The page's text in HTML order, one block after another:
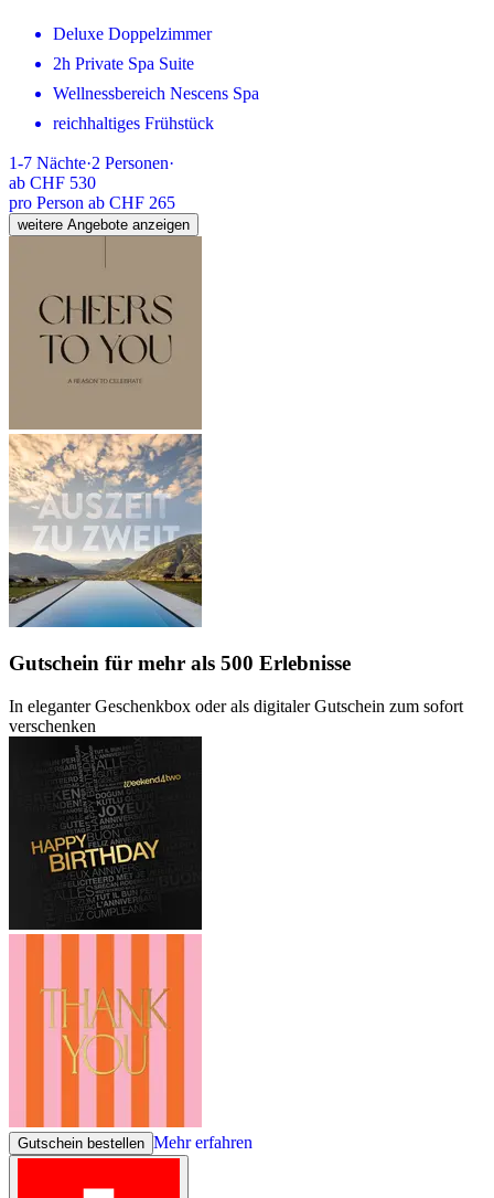
Deluxe Doppelzimmer
2h Private Spa Suite
Wellnessbereich Nescens Spa
reichhaltiges Frühstück
1-7 Nächte·2 Personen·
ab CHF 530
pro Person ab CHF 265
weitere Angebote anzeigen
Gutschein für mehr als 500 Erlebnisse
In eleganter Geschenkbox oder als digitaler Gutschein zum sofort
verschenken
Gutschein bestellen Mehr erfahren